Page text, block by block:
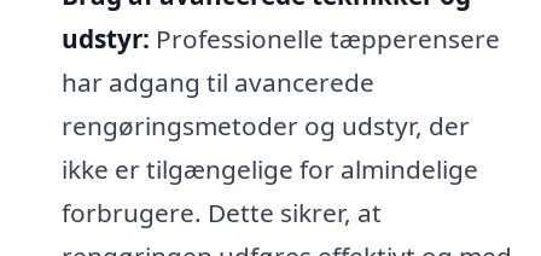
udstyr: Professionelle tæpperensere
har adgang til avancerede
rengøringsmetoder og udstyr, der
ikke er tilgængelige for almindelige
forbrugere. Dette sikrer, at